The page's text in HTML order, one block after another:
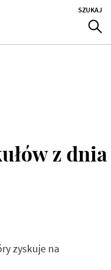
SZUKAJ
z dnia
zyskuje na